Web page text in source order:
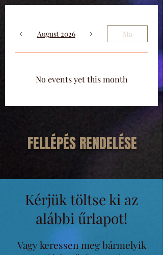
August 2026 Ma
No events yet this month
FELLÉPÉS RENDELÉSE
Kérjük töltse ki az
alábbi űrlapot!
Vagy keressen meg bármelyik